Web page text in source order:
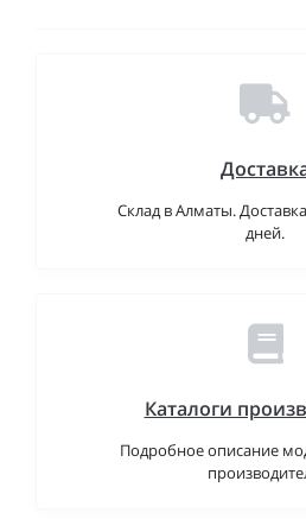
Склад в Алматы.
дней.
Каталоги
Подробное описание